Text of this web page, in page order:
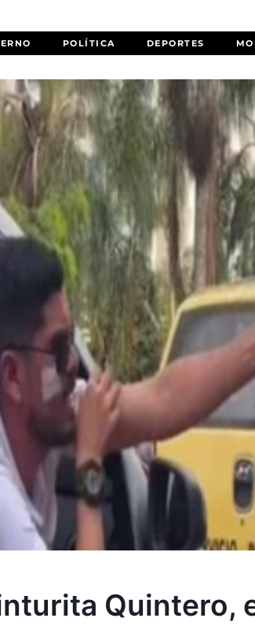
POLÍTICA DEPORTES
Quintero,